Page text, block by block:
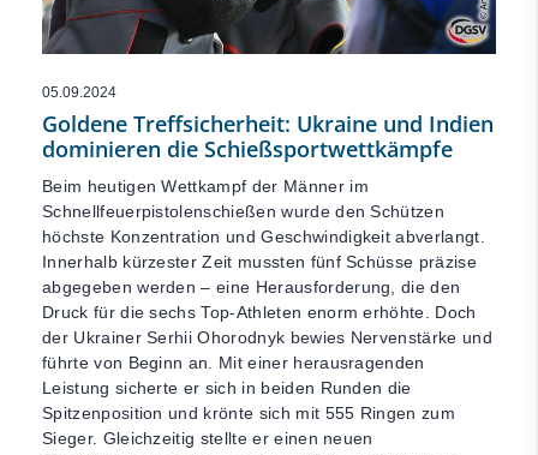
05.09.2024
Goldene Treffsicherheit: Ukraine und Indien
dominieren die Schießsportwettkämpfe
Beim heutigen Wettkampf der Männer im
Schnellfeuerpistolenschießen wurde den Schützen
höchste Konzentration und Geschwindigkeit abverlangt.
Innerhalb kürzester Zeit mussten fünf Schüsse präzise
abgegeben werden – eine Herausforderung, die den
Druck für die sechs Top-Athleten enorm erhöhte. Doch
der Ukrainer Serhii Ohorodnyk bewies Nervenstärke und
führte von Beginn an. Mit einer herausragenden
Leistung sicherte er sich in beiden Runden die
Spitzenposition und krönte sich mit 555 Ringen zum
Sieger. Gleichzeitig stellte er einen neuen